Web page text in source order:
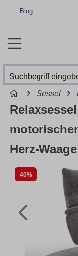
Blog
Sessel
40%
Herz-